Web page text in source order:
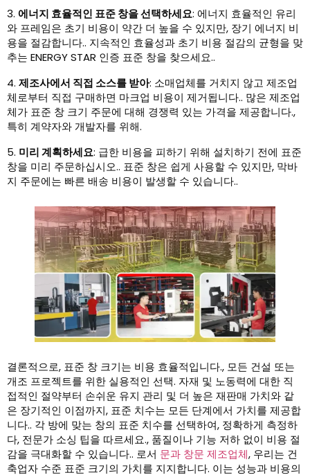
3. 에너지 효율적인 표준 창을 선택하세요: 에너지 효율적인 유리
와 프레임은 초기 비용이 약간 더 높을 수 있지만, 장기 에너지 비
용을 절감합니다.. 지속적인 효율성과 초기 비용 절감의 균형을 맞
추는 ENERGY STAR 인증 표준 창을 찾으세요..
4. 제조사에서 직접 소스를 받아: 소매업체를 거치지 않고 제조업
체로부터 직접 구매하면 마크업 비용이 제거됩니다.. 많은 제조업
체가 표준 창 크기 주문에 대해 경쟁력 있는 가격을 제공합니다.,
특히 계약자와 개발자를 위해.
5. 미리 계획하세요: 급한 비용을 피하기 위해 설치하기 전에 표준
창을 미리 주문하십시오.. 표준 창은 쉽게 사용할 수 있지만, 막바
지 주문에는 빠른 배송 비용이 발생할 수 있습니다..
결론적으로, 표준 창 크기는 비용 효율적입니다., 모든 건설 또는
개조 프로젝트를 위한 실용적인 선택. 자재 및 노동력에 대한 직
접적인 절약부터 손쉬운 유지 관리 및 더 높은 재판매 가치와 같
은 장기적인 이점까지, 표준 치수는 모든 단계에서 가치를 제공합
니다.. 각 방에 맞는 창의 표준 치수를 선택하여, 정확하게 측정하
다, 전문가 소싱 팁을 따르세요., 품질이나 기능 저하 없이 비용 절
감을 극대화할 수 있습니다.. 로서 문과 창문 제조업체, 우리는 건
축업자 수준 표준 크기의 가치를 지지합니다. 이는 성능과 비용의